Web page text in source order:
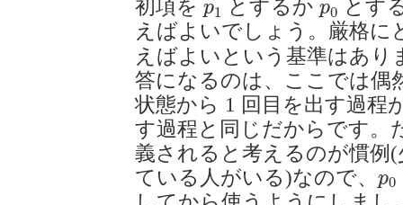
初項を p1 とするかp0 とす
えばよいでしょう。厳格
えばよいという基準はあり
答になるのは、ここでは偶
状態から 1 回目を出す過程
す過程と同じだからです。
義されると考えるのが慣例
ている人がいる)なので、 p0
p0